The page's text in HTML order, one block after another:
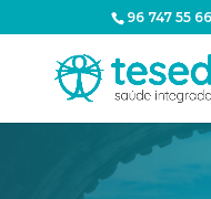
96 747 55 66